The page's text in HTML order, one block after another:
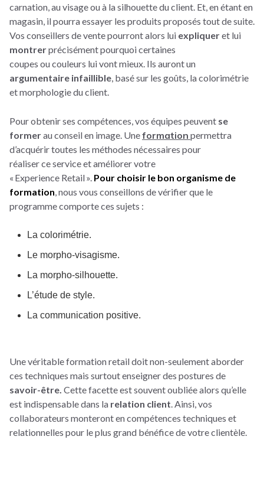
carnation, au visage ou à la silhouette du client. Et, en étant en
magasin, il pourra essayer les produits proposés tout de suite.
Vos conseillers de vente pourront alors lui expliqueret lui
montrerprécisément pourquoi certaines
coupes ou couleurs lui vont mieux. Ils auront un
argumentaire infaillible , basé sur les goûts, la colorimétrie
et morphologie du client.
Pour obtenir ses compétences, vos équipes peuvent se
formerau conseil en image. Uneformation permettra
d’acquérir toutes les méthodes nécessaires pour
réaliser ce service et améliorer votre
« Experience Retail ». Pour choisir le bon organisme de
formation , nous vous conseillons de vérifier que le
programme comporte ces sujets :
La colorimétrie.
Le morpho-visagisme.
La morpho-silhouette.
L’étude de style.
La communication positive.
Une véritable formation retail doit non-seulement aborder
ces techniques mais surtout enseigner des postures de
savoir-être. Cette facette est souvent oubliée alors qu’elle
est indispensable dans la relation client . Ainsi, vos
collaborateurs monteront en compétences techniques et
relationnelles pour le plus grand bénéfice de votre clientèle.